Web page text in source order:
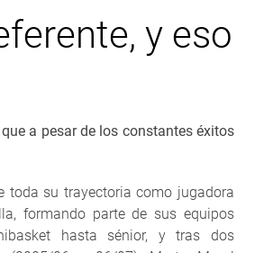
y eso
a pesar de los constantes éxitos
toda su trayectoria como jugadora
formando parte de sus equipos
hasta sénior, y tras dos